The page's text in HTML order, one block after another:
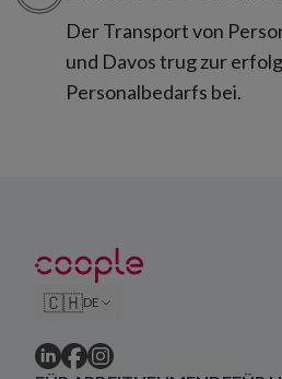
Der Transport von
und Davos trug zur
Personalbedarfs bei.
🇨🇭DE